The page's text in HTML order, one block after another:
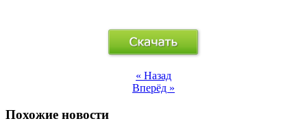
« Назад
Вперёд »
Похожие новости